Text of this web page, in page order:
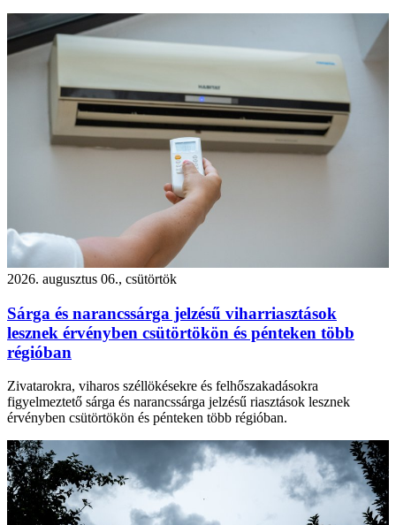
2026. augusztus 06., csütörtök
Sárga és narancssárga jelzésű viharriasztások
lesznek érvényben csütörtökön és pénteken több
régióban
Zivatarokra, viharos széllökésekre és felhőszakadásokra
figyelmeztető sárga és narancssárga jelzésű riasztások lesznek
érvényben csütörtökön és pénteken több régióban.